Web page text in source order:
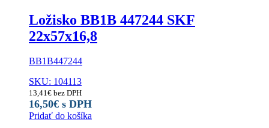
Ložisko BB1B 447244 SKF
22x57x16,8
BB1B447244
SKU: 104113
13,41€ bez DPH
16,50€ s DPH
Pridať do košíka